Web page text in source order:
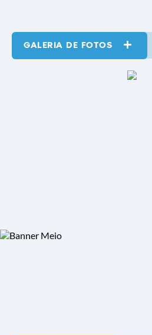
GALERIA DE FOTOSVER MAIS
TUPI PAULISTA ADERIU